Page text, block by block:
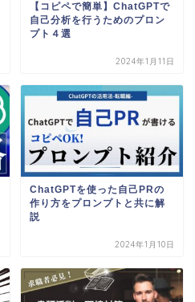
【コピペで簡単】ChatGPTで
自己分析を行うためのプロン
プト４選
2024年1月11日
ChatGPTを使った自己PRの
作り方をプロンプトと共に解
説
2024年1月10日